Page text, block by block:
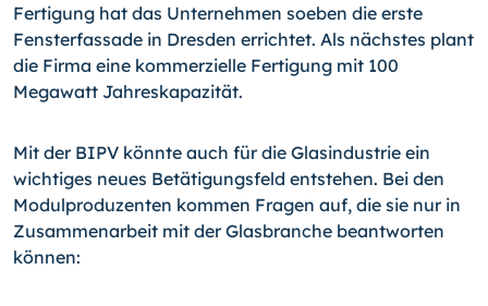
Fertigung hat das Unternehmen soeben die erste
Fensterfassade in Dresden errichtet. Als nächstes plant
die Firma eine kommerzielle Fertigung mit 100
Megawatt Jahreskapazität.
Mit der BIPV könnte auch für die Glasindustrie ein
wichtiges neues Betätigungsfeld entstehen. Bei den
Modulproduzenten kommen Fragen auf, die sie nur in
Zusammen­arbeit mit der Glasbranche beantworten
können: